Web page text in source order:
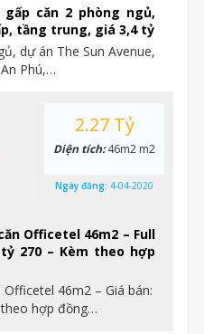
gấp căn 2 phòng ngủ,
tầng trung, giá 3,4 tỷ
dự án The Sun Avenue,
Phú,…
Officetel 46m2 – Full
270 – Kèm theo hợp
46m2 – Giá bán:
hợp đồng…
2.27 Tỷ
Diện tích:46m2 m2
Ngày đăng: 4-04-2020